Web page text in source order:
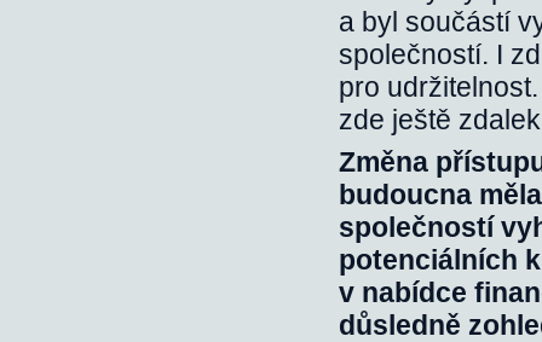
a byl součástí
společností. I
pro
zde ještě
Změna
budoucna
společností
potenciálních
v nabídce
důsledně